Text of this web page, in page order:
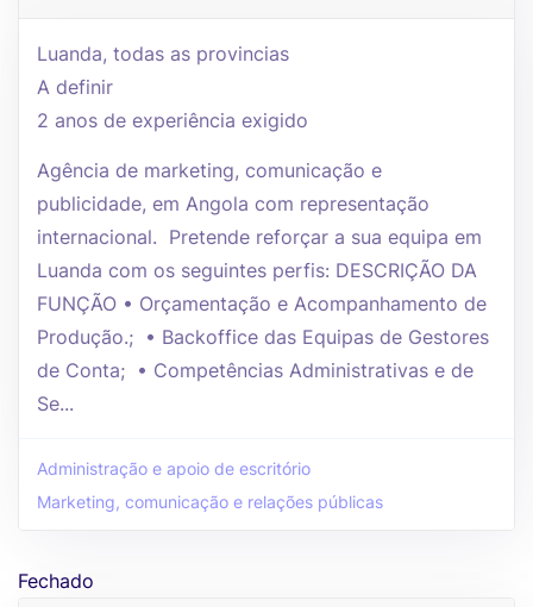
Luanda, todas as provincias
A definir
2 anos de experiência exigido
Agência de marketing, comunicação e
publicidade, em Angola com representação
internacional. Pretende reforçar a sua equipa em
Luanda com os seguintes perfis: DESCRIÇÃO DA
FUNÇÃO • Orçamentação e Acompanhamento de
Produção.; • Backoffice das Equipas de Gestores
de Conta; • Competências Administrativas e de
Se...
Administração e apoio de escritório
Marketing, comunicação e relações públicas
Fechado